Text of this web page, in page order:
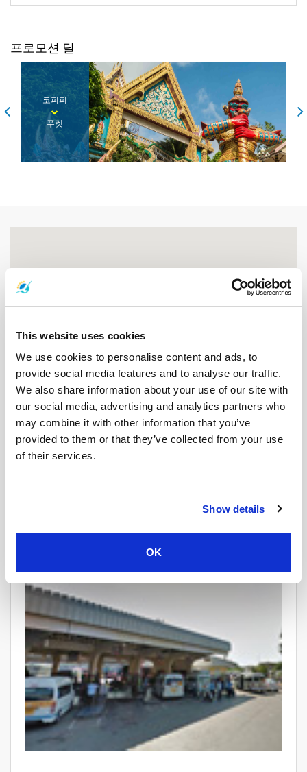
This website uses cookies
We use cookies to personalise content and ads, to
provide social media features and to analyse our traffic.
We also share information about your use of our site with
our social media, advertising and analytics partners who
may combine it with other information that you’ve
provided to them or that they’ve collected from your use
of their services.
Show details
OK
프로모션 딜
코피피
푸켓
관광 명소
칸차나부리 버스 정류장: 콰이강의 다리를 발견하세요! 소개: 반